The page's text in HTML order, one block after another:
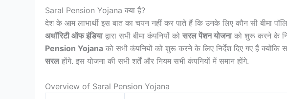
Saral Pension Yojana क्या है?
देश के आम लाभार्थी इस बात का चयन नहीं कर पाते हैं कि उनके लिए कौन सी बीमा
अथॉरिटी ऑफ इंडियाद्वारा सभी बीमा कंपनियों को सरल पेंशन योजनाको शुरू करने के
Pension Yojana को सभी कंपनियों को शुरू करने के लिए निर्देश दिए गए हैं क्योंकि
सरलहोंगे. इस योजना की सभी शर्तें और नियम सभी कंपनियों में समान होंगे.
Overview of Saral Pension Yojana